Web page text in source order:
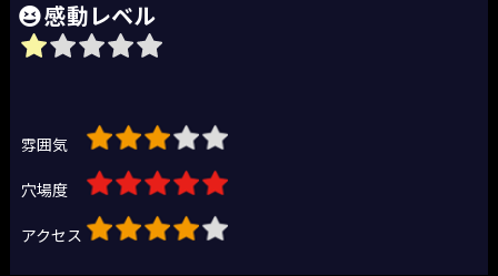
感動レベル
雰囲気
穴場度
アクセス